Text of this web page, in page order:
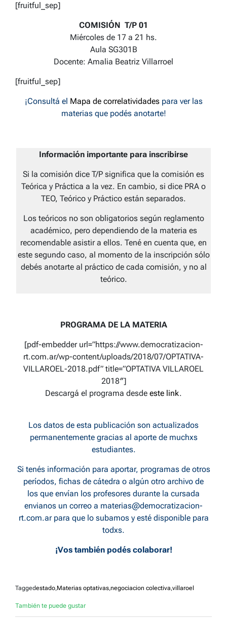
[fruitful_sep]
COMISIÓN T/P 01
Miércoles de 17 a 21 hs.
Aula SG301B
Docente: Amalia Beatriz Villarroel
[fruitful_sep]
¡Consultá el Mapa de correlatividades para ver las
materias que podés anotarte!
Información importante para inscribirse
Si la comisión dice T/P significa que la comisión es
Teórica y Práctica a la vez. En cambio, si dice PRA o
TEO, Teórico y Práctico están separados.
Los teóricos no son obligatorios según reglamento
académico, pero dependiendo de la materia es
recomendable asistir a ellos. Tené en cuenta que, en
este segundo caso, al momento de la inscripción sólo
debés anotarte al práctico de cada comisión, y no al
teórico.
PROGRAMA DE LA MATERIA
[pdf-embedder url=”https://www.democratizacion-
rt.com.ar/wp-content/uploads/2018/07/OPTATIVA-
VILLAROEL-2018.pdf” title=”OPTATIVA VILLAROEL
2018″]
Descargá el programa desde este link.
Los datos de esta publicación son actualizados
permanentemente gracias al aporte de muchxs
estudiantes.
Si tenés información para aportar, programas de otros
períodos, fichas de cátedra o algún otro archivo de
los que envían los profesores durante la cursada
envianos un correo a materias@democratizacion-
rt.com.arpara que lo subamos y esté disponible para
todxs.
¡Vos también podés colaborar!
Taggedestado,Materias optativas,negociacion colectiva,villaroel
También te puede gustar